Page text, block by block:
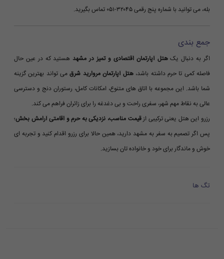
بله، می توانید با شماره پنج رقمی ۳۲۰۴۵-۰۵۱ تماس بگیرید.
جمع بندی
اگر به دنبال یکهتل آپارتمان اقتصادی و تمیز در مشهد هستید که در عین حال
فاصله کمی تا حرم داشته باشد، هتل آپارتمان مروارید شرقمی تواند بهترین گزینه
شما باشد. این مجموعه با اتاق های متنوع، امکانات کامل، رستوران دنج و دسترسی
عالی به نقاط مهم شهر، سفری راحت و بی دغدغه را برای زائران فراهم می کند.
رزرو این هتل یعنی ترکیبی ازقیمت مناسب، نزدیکی به حرم و اقامتی آرامش بخش؛
پس اگر تصمیم به سفر به مشهد دارید، همین حالا برای رزرو اقدام کنید و تجربه ای
خوش و ماندگار برای خود و خانواده تان بسازید.
تگ ها